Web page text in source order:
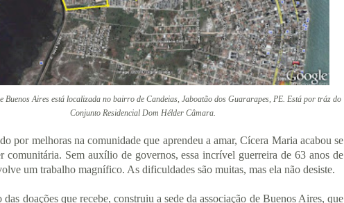
Buenos Aires está localizada no bairro de Candeias, Jaboatão dos Guararapes, PE. Está por tráz do
Conjunto Residencial Dom Hélder Câmara.
por melhoras na comunidade que aprendeu a amar, Cícera Maria acabou se
comunitária. Sem auxílio de governos, essa incrível guerreira de 63 anos de
um trabalho magnífico. As dificuldades são muitas, mas ela não desiste.
doações que recebe, construiu a sede da associação de Buenos Aires, que